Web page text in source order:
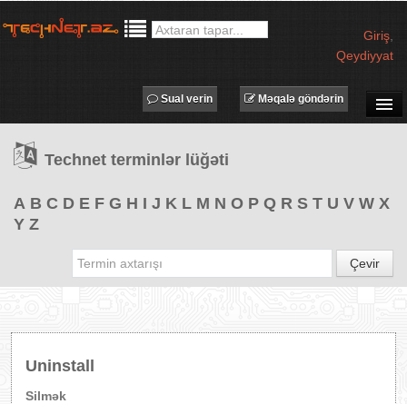
Giriş
Qeydiyyat
TƏDBİRLƏR
PROQRAMLAR
Məqalə göndərin
Sual verin
Technet terminlər lüğəti
A B C D E F G H I J K L M N O P Q R S T U V W X
Y Z
Çevir
Uninstall
Silmək